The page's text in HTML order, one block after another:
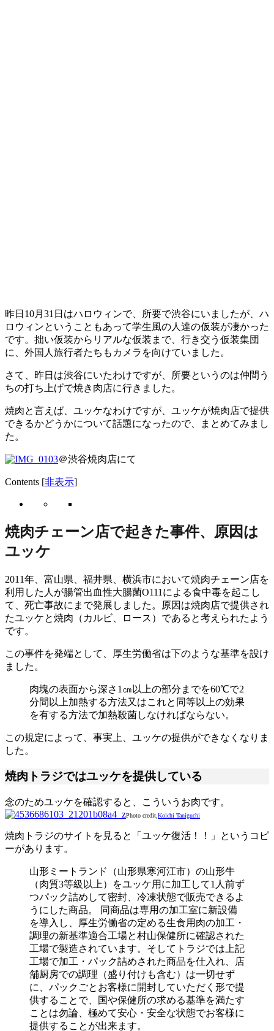
昨日10月31日はハロウィンで、所要で渋谷にいましたが、ハ
ロウィンということもあって学生風の人達の仮装が凄かった
です。拙い仮装からリアルな仮装まで、行き交う仮装集団
に、外国人旅行者たちもカメラを向けていました。
さて、昨日は渋谷にいたわけですが、所要というのは仲間う
ちの打ち上げで焼き肉店に行きました。
焼肉と言えば、ユッケなわけですが、ユッケが焼肉店で提供
できるかどうかについて話題になったので、まとめてみまし
た。
＠渋谷焼肉店にて
Contents [非表示]
焼肉チェーン店で起きた事件、原因は
ユッケ
2011年、富山県、福井県、横浜市において焼肉チェーン店を
利用した人が腸管出血性大腸菌O111による食中毒を起こし
て、死亡事故にまで発展しました。原因は焼肉店で提供され
たユッケと焼肉（カルビ、ロース）であると考えられたよう
です。
この事件を発端として、厚生労働省は下のような基準を設け
ました。
肉塊の表面から深さ1㎝以上の部分までを60℃で2
分間以上加熱する方法又はこれと同等以上の効果
を有する方法で加熱殺菌しなければならない。
この規定によって、事実上、ユッケの提供ができなくなりま
した。
焼肉トラジではユッケを提供している
念のためユッケを確認すると、こういうお肉です。
Photo credit, Koichi Taniguchi
焼肉トラジのサイトを見ると「ユッケ復活！！」というコピ
ーがあります。
山形ミートランド（山形県寒河江市）の山形牛
（肉質3等級以上）をユッケ用に加工して1人前ず
つパック詰めして密封、冷凍状態で販売できるよ
うにした商品。 同商品は専用の加工室に新設備
を導入し、厚生労働省の定める生食用肉の加工・
調理の新基準適合工場と村山保健所に確認された
工場で製造されています。そしてトラジでは上記
工場で加工・パック詰めされた商品を仕入れ、店
舗厨房での調理（盛り付けも含む）は一切せず
に、パックごとお客様に開封していただく形で提
供することで、国や保健所の求める基準を満たす
ことは勿論、極めて安心・安全な状態でお客様に
提供することが出来ます。